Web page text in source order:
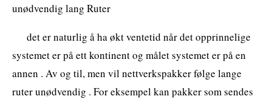
unødvendig lang Ruter
det er naturlig å ha økt ventetid når det opprinnelige
systemet er på ett kontinent og målet systemet er på en
annen . Av og til, men vil nettverkspakker følge lange
ruter unødvendig . For eksempel kan pakker som sendes